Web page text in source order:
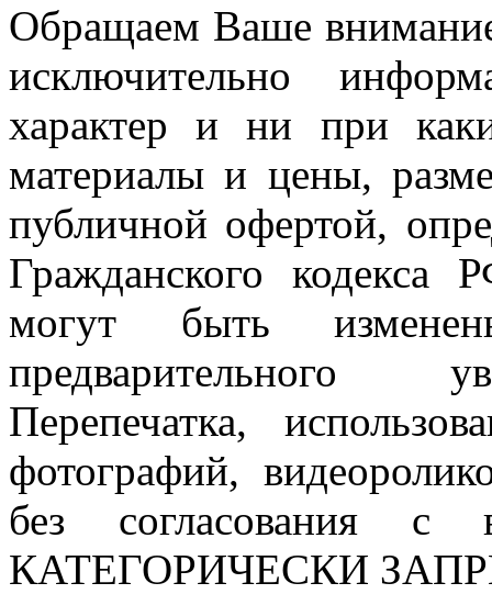
Обращаем Ваше
исключительно
характер и ни при
материалы и цены,
публичной офертой,
Гражданского
могут быть
предварительного
Перепечатка,
фотографий,
без согласования с
КАТЕГОРИЧЕСКИ